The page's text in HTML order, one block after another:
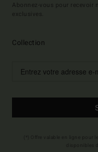
Abonnez-vous pour recevoir
exclusives.
Collection